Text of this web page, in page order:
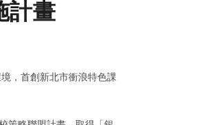
計畫
，首創新北市衝浪特色課